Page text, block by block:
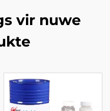
vir nuwe